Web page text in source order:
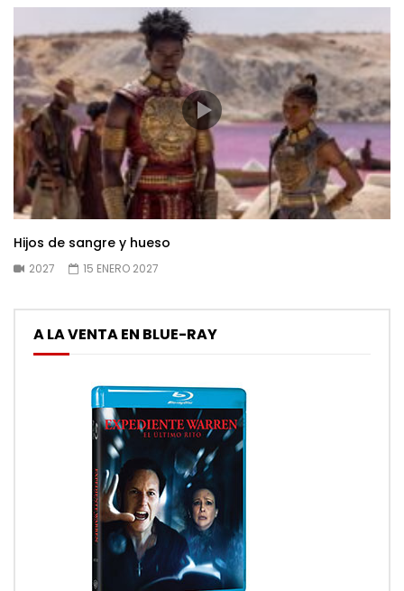
Hijos de sangre y hueso
2027 15 ENERO 2027
A LA VENTA EN BLUE-RAY